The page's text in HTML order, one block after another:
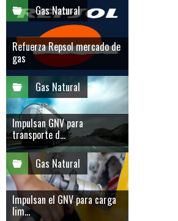
Gas Natural
Refuerza Repsol mercado de
gas
Gas Natural
Impulsan GNV para
transporte d...
Gas Natural
Impulsan el GNV para carga
lim...